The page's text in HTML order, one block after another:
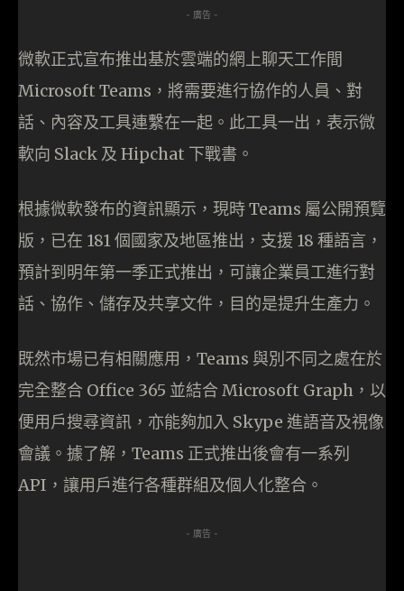
- 廣告 -
微軟正式宣布推出基於雲端的網上聊天工作間
Microsoft Teams，將需要進行協作的人員、對
話、內容及工具連繫在一起。此工具一出，表示微
軟向 Slack 及 Hipchat 下戰書。
根據微軟發布的資訊顯示，現時 Teams 屬公開預覽
版，已在 181 個國家及地區推出，支援 18 種語言，
預計到明年第一季正式推出，可讓企業員工進行對
話、協作、儲存及共享文件，目的是提升生產力。
既然市場已有相關應用，Teams 與別不同之處在於
完全整合 Office 365 並結合 Microsoft Graph，以
便用戶搜尋資訊，亦能夠加入 Skype 進語音及視像
會議。據了解，Teams 正式推出後會有一系列
API，讓用戶進行各種群組及個人化整合。
- 廣告 -